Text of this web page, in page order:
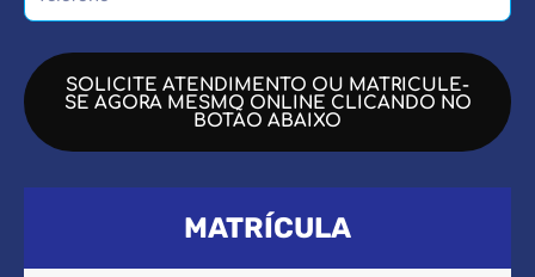
SOLICITE ATENDIMENTO OU MATRICULE-
SE AGORA MESMO ONLINE CLICANDO NO
BOTÃO ABAIXO
MATRÍCULA